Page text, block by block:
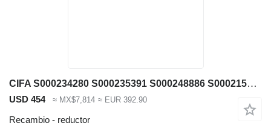
CIFA S000234280 S000235391 S000248886 S000215498 reductor para maquinaria de construcción
USD 454 ≈ MX$7,814 ≈ EUR 392.90
Recambio - reductor